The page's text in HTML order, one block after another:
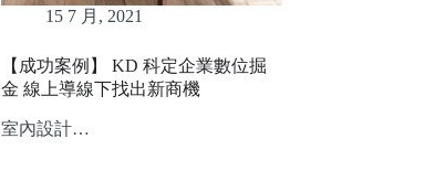
15 7 月, 2021
【成功案例】 KD 科定企業數位掘
金 線上導線下找出新商機
室內設計…